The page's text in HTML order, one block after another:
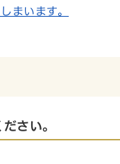
まいます。
さい。